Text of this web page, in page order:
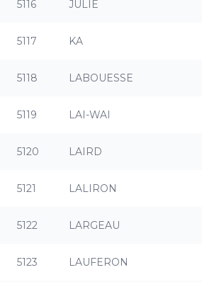
5116 JULIE
5117 KA
5118 LABOUESSE
5119 LAI-WAI
5120 LAIRD
5121 LALIRON
5122 LARGEAU
5123 LAUFERON